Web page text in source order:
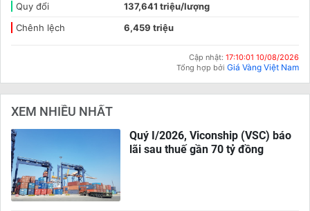
Quy đổi
137,641 triệu/lượng
Chênh lệch
6,459 triệu
Cập nhật: 17:10:01 10/08/2026
Tổng hợp bởi Giá Vàng Việt Nam
XEM NHIỀU NHẤT
Quý I/2026, Viconship (VSC) báo
lãi sau thuế gần 70 tỷ đồng